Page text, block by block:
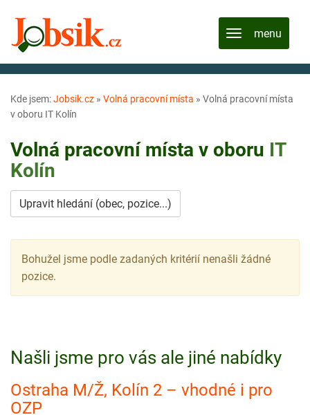
Kde jsem:Jobsik.cz » Volná pracovní místa » Volná pracovní místa
v oboru IT Kolín
Volná pracovní místa v oboru IT
Kolín
Upravit hledání (obec, pozice...)
Bohužel jsme podle zadaných kritérií nenašli žádné
pozice.
Našli jsme pro vás ale jiné nabídky
Ostraha M/Ž, Kolín 2 – vhodné i pro
OZP